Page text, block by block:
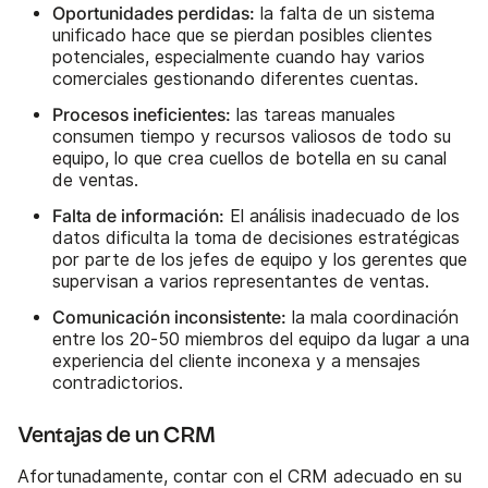
Oportunidades perdidas: la falta de un sistema
unificado hace que se pierdan posibles clientes
potenciales, especialmente cuando hay varios
comerciales gestionando diferentes cuentas.
Procesos ineficientes: las tareas manuales
consumen tiempo y recursos valiosos de todo su
equipo, lo que crea cuellos de botella en su canal
de ventas.
Falta de información: El análisis inadecuado de los
datos dificulta la toma de decisiones estratégicas
por parte de los jefes de equipo y los gerentes que
supervisan a varios representantes de ventas.
Comunicación inconsistente: la mala coordinación
entre los 20-50 miembros del equipo da lugar a una
experiencia del cliente inconexa y a mensajes
contradictorios.
Ventajas de un CRM
Afortunadamente, contar con el CRM adecuado en su